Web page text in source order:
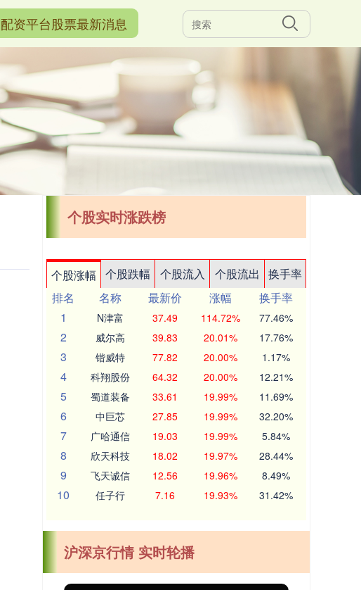
配资平台股票最新消息
个股实时涨跌榜
个股涨幅 个股跌幅 个股流入 个股流出
换手率
排名
名称 最新价 涨幅
换手率
1
N津富 37.49 114.72% 77.46%
2 威尔高 39.83 20.01% 17.76%
3 锴威特 77.82 20.00% 1.17%
4 科翔股份 64.32 20.00% 12.21%
5 蜀道装备 33.61 19.99% 11.69%
6 中巨芯 27.85 19.99% 32.20%
7 广哈通信 19.03 19.99% 5.84%
8 欣天科技 18.02 19.97% 28.44%
9 飞天诚信 12.56 19.96% 8.49%
10 任子行 7.16 19.93% 31.42%
沪深京行情 实时轮播